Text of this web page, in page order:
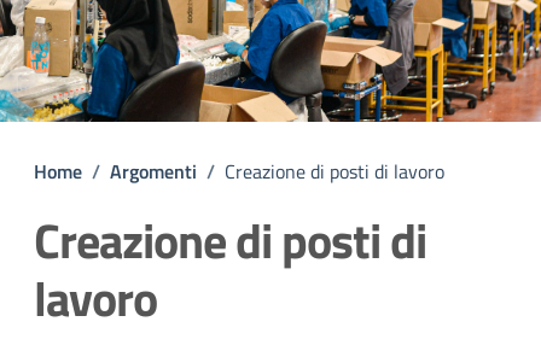
Home / Argomenti / Creazione di posti di lavoro
Creazione di posti di
lavoro